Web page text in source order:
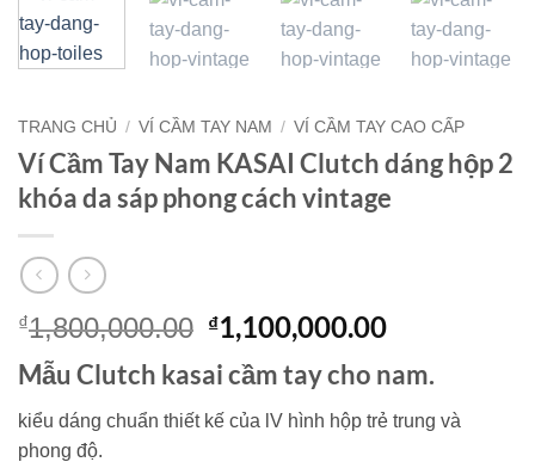
TRANG CHỦ / VÍ CẦM TAY NAM / VÍ CẦM TAY CAO CẤP
Ví Cầm Tay Nam KASAI Clutch dáng hộp 2
khóa da sáp phong cách vintage
₫1,800,000.00 Giá
gốc
là:
₫1,800,000.00.
₫1,100,000.00Giá
tại
là:
Mẫu Clutch kasai cầm tay cho nam.
kiểu dáng chuẩn thiết kế của lV hình hộp trẻ trung và
phong độ.